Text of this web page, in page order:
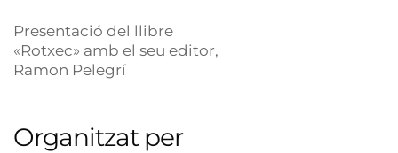
Presentació del llibre
«Rotxec» amb el seu editor,
Ramon Pelegrí
Organitzat per